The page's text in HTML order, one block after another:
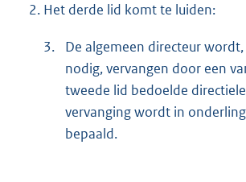
2. Het derde lid komt te luiden:
3.
De algemeen directeur
nodig, vervangen door een
tweede lid bedoelde
vervanging wordt in
bepaald.